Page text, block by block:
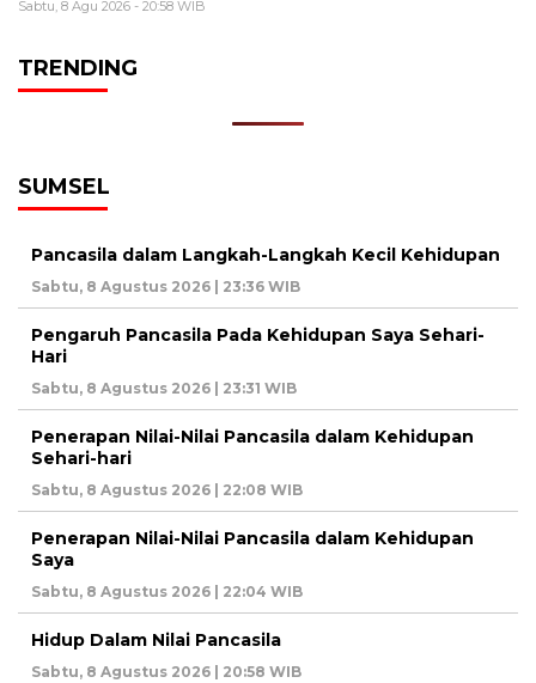
Sabtu, 8 Agu 2026 - 20:58 WIB
TRENDING
SUMSEL
Pancasila dalam Langkah-Langkah Kecil Kehidupan
Sabtu, 8 Agustus 2026 | 23:36 WIB
Pengaruh Pancasila Pada Kehidupan Saya Sehari-
Hari
Sabtu, 8 Agustus 2026 | 23:31 WIB
Penerapan Nilai-Nilai Pancasila dalam Kehidupan
Sehari-hari
Sabtu, 8 Agustus 2026 | 22:08 WIB
Penerapan Nilai-Nilai Pancasila dalam Kehidupan
Saya
Sabtu, 8 Agustus 2026 | 22:04 WIB
Hidup Dalam Nilai Pancasila
Sabtu, 8 Agustus 2026 | 20:58 WIB